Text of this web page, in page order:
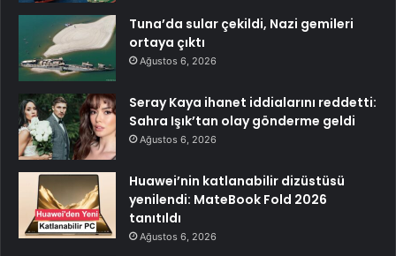
Tuna’da sular çekildi, Nazi gemileri
ortaya çıktı
Ağustos 6, 2026
Seray Kaya ihanet iddialarını reddetti:
Sahra Işık’tan olay gönderme geldi
Ağustos 6, 2026
Huawei’nin katlanabilir dizüstüsü
yenilendi: MateBook Fold 2026
tanıtıldı
Ağustos 6, 2026